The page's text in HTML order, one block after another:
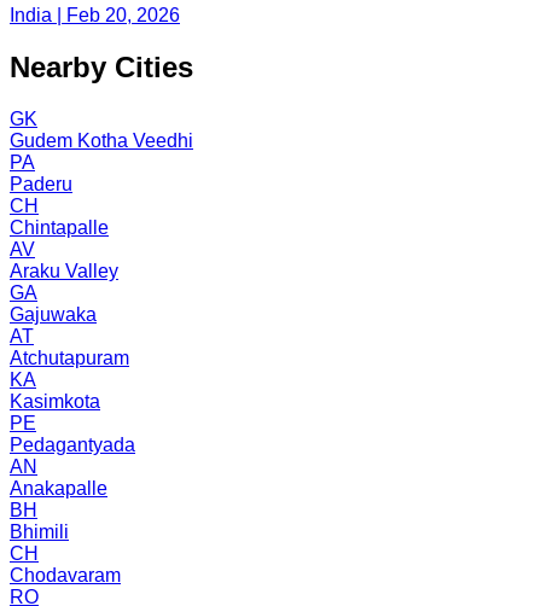
India | Feb 20, 2026
Nearby Cities
GK
Gudem Kotha Veedhi
PA
Paderu
CH
Chintapalle
AV
Araku Valley
GA
Gajuwaka
AT
Atchutapuram
KA
Kasimkota
PE
Pedagantyada
AN
Anakapalle
BH
Bhimili
CH
Chodavaram
RO